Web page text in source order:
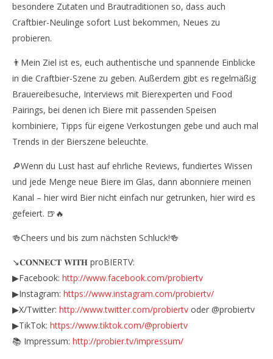
besondere Zutaten und Brautraditionen so, dass auch
Craftbier-Neulinge sofort Lust bekommen, Neues zu
probieren.
👨Mein Ziel ist es, euch authentische und spannende Einblicke
in die Craftbier-Szene zu geben. Außerdem gibt es regelmäßig
Brauereibesuche, Interviews mit Bierexperten und Food
Pairings, bei denen ich Biere mit passenden Speisen
kombiniere, Tipps für eigene Verkostungen gebe und auch mal
Trends in der Bierszene beleuchte.
🔎Wenn du Lust hast auf ehrliche Reviews, fundiertes Wissen
und jede Menge neue Biere im Glas, dann abonniere meinen
Kanal – hier wird Bier nicht einfach nur getrunken, hier wird es
gefeiert. 🍺🔥
🍻Cheers und bis zum nächsten Schluck!🍻
↘️𝐂𝐎𝐍𝐍𝐄𝐂𝐓 𝐖𝐈𝐓𝐇 proBIERTV:
▶Facebook: http://www.facebook.com/probiertv
▶Instagram: https://www.instagram.com/probiertv/
▶X/Twitter: http://www.twitter.com/probiertv oder @probiertv
▶TikTok: https://www.tiktok.com/@probiertv
📚 Impressum: http://probier.tv/impressum/